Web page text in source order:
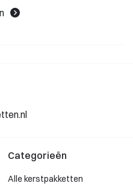
Categorieën
Alle kerstpakketten